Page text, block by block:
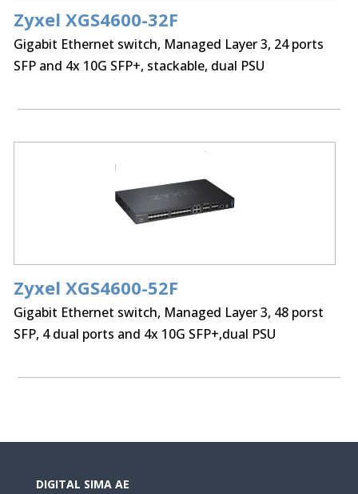
Zyxel XGS4600-32F
Gigabit Ethernet switch, Managed Layer 3, 24 ports
SFP and 4x 10G SFP+, stackable, dual PSU
Zyxel XGS4600-52F
Gigabit Ethernet switch, Managed Layer 3, 48 porst
SFP, 4 dual ports and 4x 10G SFP+,dual PSU
DIGITAL SIMA AE